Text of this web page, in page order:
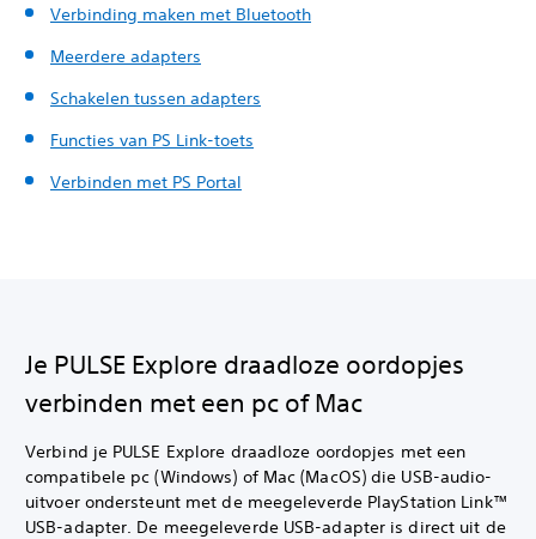
Verbinding maken met Bluetooth
Meerdere adapters
Schakelen tussen adapters
Functies van PS Link-toets
Verbinden met PS Portal
Je PULSE Explore draadloze oordopjes
verbinden met een pc of Mac
Verbind je PULSE Explore draadloze oordopjes met een
compatibele pc (Windows) of Mac (MacOS) die USB-audio-
uitvoer ondersteunt met de meegeleverde PlayStation Link™
USB-adapter. De meegeleverde USB-adapter is direct uit de